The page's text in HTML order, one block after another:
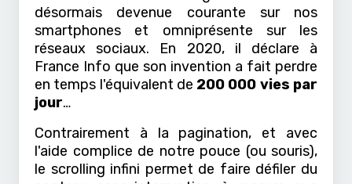
désormais devenue courante sur nos
smartphones et omniprésente sur les
réseaux sociaux. En 2020, il déclare à
France Info que son invention a fait perdre
en temps l'équivalent de 200 000 vies par
jour…
Contrairement à la pagination, et avec
l'aide complice de notre pouce (ou souris),
le scrolling infini permet de faire défiler du